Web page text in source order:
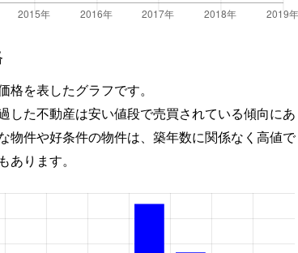
を表したグラフです。
した不動産は安い値段で売買されている傾向にあ
物件や好条件の物件は、築年数に関係なく高値で
ります。